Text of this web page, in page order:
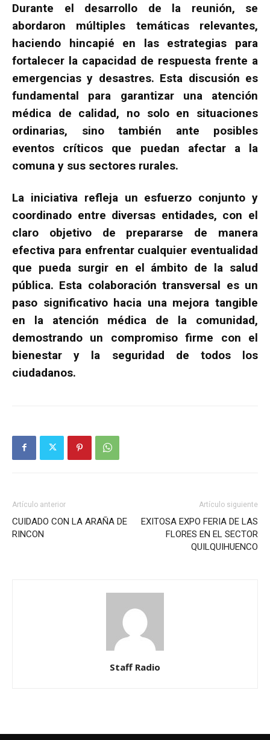
Durante el desarrollo de la reunión, se
abordaron múltiples temáticas relevantes,
haciendo hincapié en las estrategias para
fortalecer la capacidad de respuesta frente a
emergencias y desastres. Esta discusión es
fundamental para garantizar una atención
médica de calidad, no solo en situaciones
ordinarias, sino también ante posibles
eventos críticos que puedan afectar a la
comuna y sus sectores rurales.
La iniciativa refleja un esfuerzo conjunto y
coordinado entre diversas entidades, con el
claro objetivo de prepararse de manera
efectiva para enfrentar cualquier eventualidad
que pueda surgir en el ámbito de la salud
pública. Esta colaboración transversal es un
paso significativo hacia una mejora tangible
en la atención médica de la comunidad,
demostrando un compromiso firme con el
bienestar y la seguridad de todos los
ciudadanos.
Artículo anterior
CUIDADO CON LA ARAÑA DE
RINCON
Artículo siguiente
EXITOSA EXPO FERIA DE LAS
FLORES EN EL SECTOR
QUILQUIHUENCO
Staff Radio